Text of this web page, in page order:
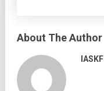
About The Author
IASKF